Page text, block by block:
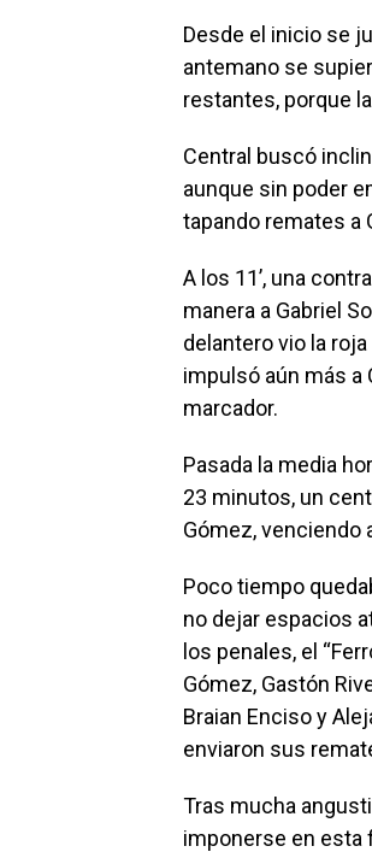
Desde el inicio se
antemano se
restantes, porque
Central buscó
aunque sin poder
tapando remates a
A los 11’, una
manera a Gabriel
delantero vio la
impulsó aún más a
marcador.
Pasada la media
23 minutos, un
Gómez, venciendo
Poco tiempo
no dejar espacios
los penales, el
Gómez, Gastón
Braian Enciso y
enviaron sus
Tras mucha
imponerse en esta